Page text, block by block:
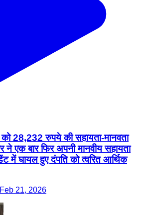
को 28,232 रुपये की सहायता-मानवता
ने एक बार फिर अपनी मानवीय सहायता
में घायल हुए दंपति को त्वरित आर्थिक
21, 2026